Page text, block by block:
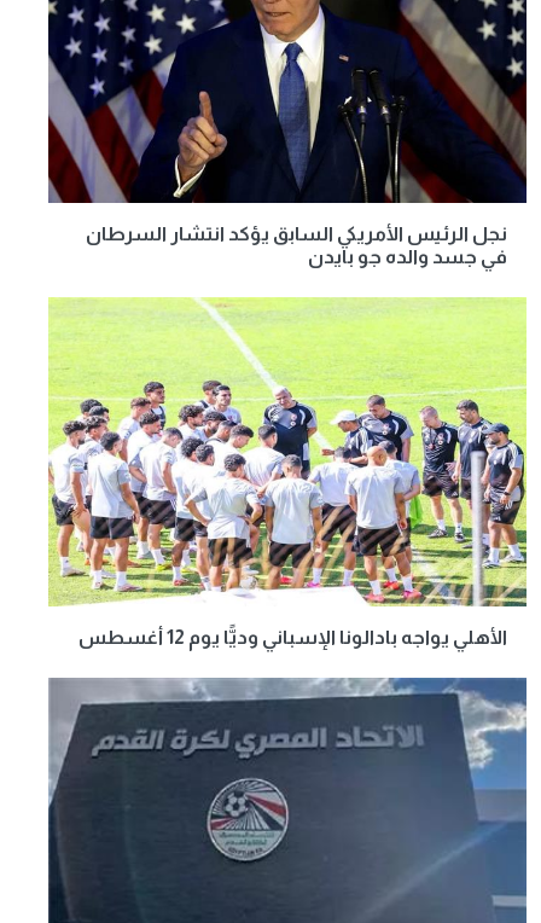
نجل الرئيس الأمريكي السابق يؤكد انتشار السرطان
في جسد والده جو بايدن
الأهلي يواجه بادالونا الإسباني وديًّا يوم 12 أغسطس